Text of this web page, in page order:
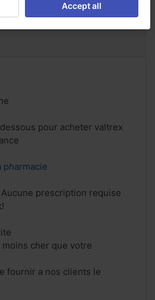
pour acheter valtrex
pharmacie
prescription requise
cher que votre
fournir a nos clients le
Accept all